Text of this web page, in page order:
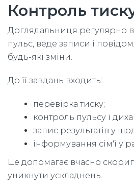
Контроль
Доглядальниця регулярно
пульс, веде записи і
будь-які зміни.
До її завдань входить:
перевірка тиску;
контроль пульсу і
запис результатів у
інформування сім'ї у
Це допомагає вчасно
уникнути ускладнень.